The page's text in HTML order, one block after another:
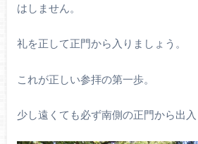
はしません。
礼を正して正門から入りましょう。
これが正しい参拝の第一歩。
少し遠くても必ず南側の正門から出入